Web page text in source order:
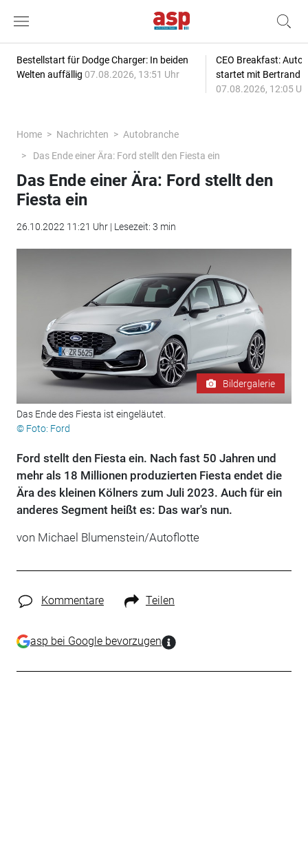
Bestellstart für Dodge Charger: In beiden
Welten auffällig 07.08.2026, 13:51 Uhr
CEO Breakfast:
startet mit Bertrand
07.08.2026, 12:05
Home Nachrichten
Autobranche
Das Ende einer Ära: Ford stellt den Fiesta ein
Das Ende einer Ära: Ford stellt den
Fiesta ein
26.10.2022 11:21 Uhr | Lesezeit: 3 min
Bildergalerie
Das Ende des Fiesta ist eingeläutet.
© Foto: Ford
Ford stellt den Fiesta ein. Nach fast 50 Jahren und
mehr als 18 Millionen produzierten Fiesta endet die
Ära des kleinen Kölners zum Juli 2023. Auch für ein
anderes Segment heißt es: Das war's nun.
von Michael Blumenstein/Autoflotte
Kommentare Teilen
asp bei Google bevorzugen